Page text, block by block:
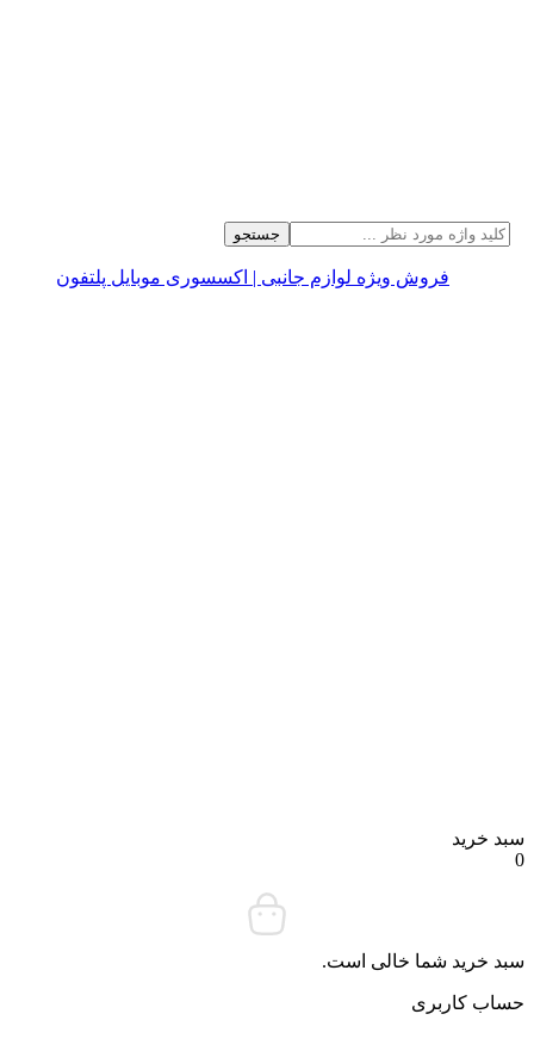
جستجو
فروش ویژه لوازم جانبی | اکسسوری موبایل پلتفون
سبد خرید
0
سبد خرید شما خالی است.
حساب کاربری